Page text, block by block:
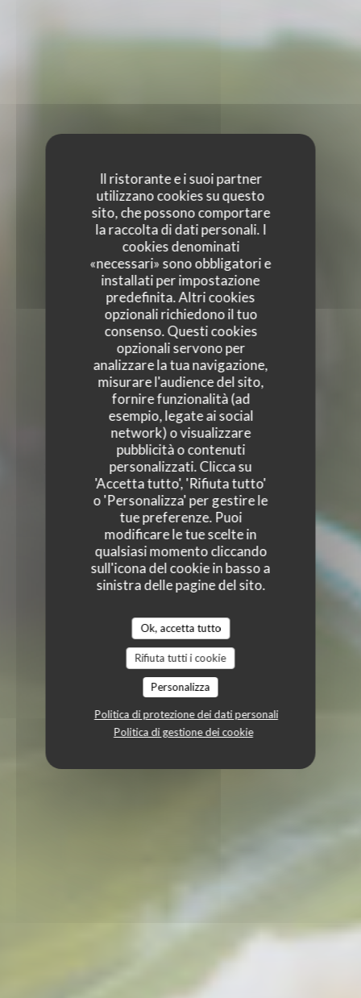
Il ristorante e i suoi partner
utilizzano cookies su questo
sito, che possono comportare
la raccolta di dati personali. I
cookies denominati
«necessari» sono obbligatori e
installati per impostazione
predefinita. Altri cookies
opzionali richiedono il tuo
consenso. Questi cookies
opzionali servono per
analizzare la tua navigazione,
misurare l'audience del sito,
fornire funzionalità (ad
esempio, legate ai social
network) o visualizzare
pubblicità o contenuti
personalizzati. Clicca su
'Accetta tutto', 'Rifiuta tutto'
o 'Personalizza' per gestire le
tue preferenze. Puoi
modificare le tue scelte in
qualsiasi momento cliccando
sull'icona del cookie in basso a
sinistra delle pagine del sito.
Ok, accetta tutto
Rifiuta tutti i cookie
Personalizza
Politica di protezione dei dati personali
Politica di gestione dei cookie